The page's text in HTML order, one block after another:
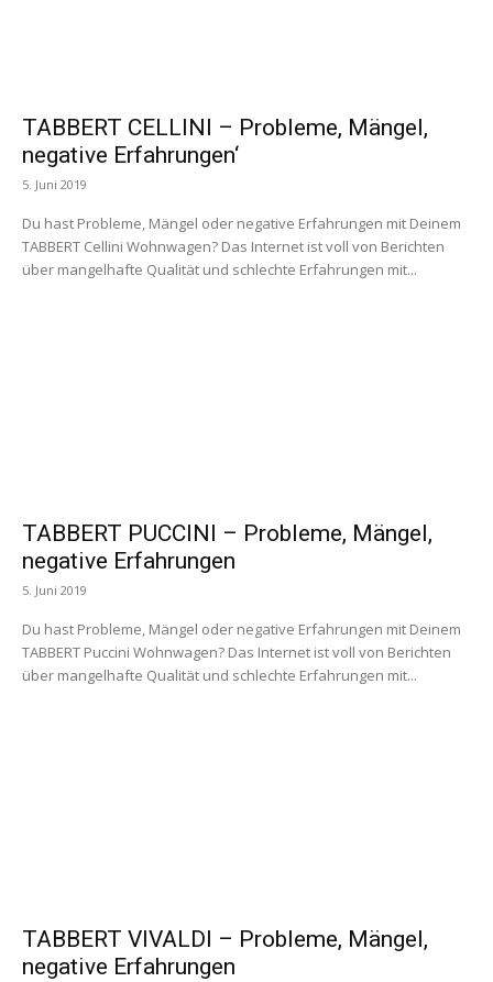
TABBERT CELLINI – Probleme, Mängel,
negative Erfahrungen‘
5. Juni 2019
Du hast Probleme, Mängel oder negative Erfahrungen mit Deinem
TABBERT Cellini Wohnwagen? Das Internet ist voll von Berichten
über mangelhafte Qualität und schlechte Erfahrungen mit...
TABBERT PUCCINI – Probleme, Mängel,
negative Erfahrungen
5. Juni 2019
Du hast Probleme, Mängel oder negative Erfahrungen mit Deinem
TABBERT Puccini Wohnwagen? Das Internet ist voll von Berichten
über mangelhafte Qualität und schlechte Erfahrungen mit...
TABBERT VIVALDI – Probleme, Mängel,
negative Erfahrungen